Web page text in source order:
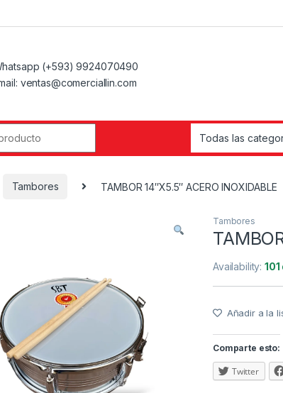
(+593) 9924070490
ventas@comerciallin.com
Tambores TAMBOR 14″X5.5″ ACERO INOXIDABLE
Tambores
Availability:
Añadir a la
Comparte esto:
Twitter